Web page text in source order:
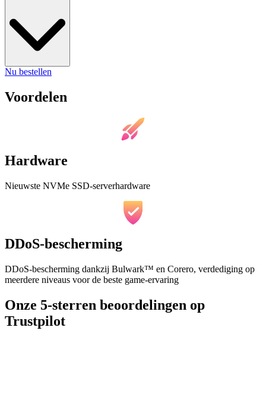
Nu bestellen
Voordelen
Hardware
Nieuwste NVMe SSD-serverhardware
DDoS-bescherming
DDoS-bescherming dankzij Bulwark™ en Corero, verdediging op
meerdere niveaus voor de beste game-ervaring
Onze 5-sterren beoordelingen op
Trustpilot